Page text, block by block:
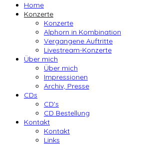
Home
Konzerte
Konzerte
Alphorn in Kombination
Vergangene Auftritte
Livestream-Konzerte
Über mich
Über mich
Impressionen
Archiv, Presse
CDs
CD's
CD Bestellung
Kontakt
Kontakt
Links